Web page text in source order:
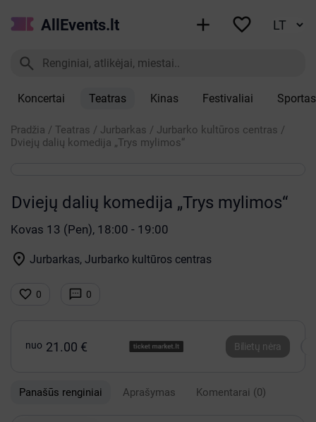
AllEvents.lt  

Koncertai Teatras Kinas Festivaliai Sportas
Pradžia / Teatras / Jurbarkas / Jurbarko kultūros centras /
Dviejų dalių komedija „Trys mylimos“
Dviejų dalių komedija „Trys mylimos“
Kovas 13 (Pen), 18:00 - 19:00
 Jurbarkas, Jurbarko kultūros centras
 0  0
nuo 21.00 € Bilietų nėra
Panašūs renginiai Aprašymas Komentarai (0)